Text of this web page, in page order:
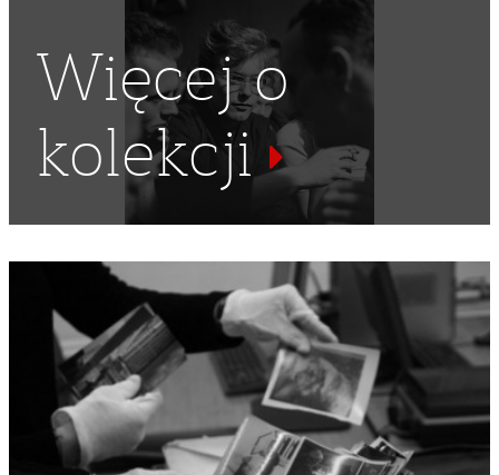
STUDIA WYŻSZE,ARCHITEKCI NARCIARZ ,KREŚLARSTWO
POLITECHNIKA KRAKOWSKA STÓŁ KREŚLARSKI
Więcej o
kolekcji